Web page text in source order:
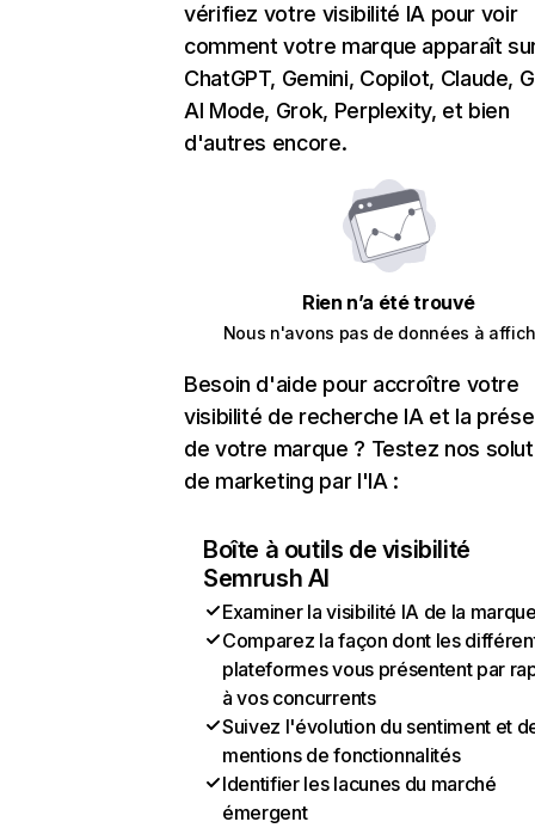
vérifiez votre visibilité IA pour voir
comment votre marque apparaît
ChatGPT, Gemini, Copilot, Claude,
AI Mode, Grok, Perplexity, et bien
d'autres encore.
Rien n’a été trouvé
Nous n'avons pas de données à
Besoin d'aide pour accroître votre
visibilité de recherche IA et la
de votre marque ? Testez nos
de marketing par l'IA :
Boîte à outils de visibilité
Semrush AI
Examiner la visibilité IA de la
Comparez la façon dont les
plateformes vous présentent par
à vos concurrents
Suivez l'évolution du sentiment et
mentions de fonctionnalités
Identifier les lacunes du marché
émergent